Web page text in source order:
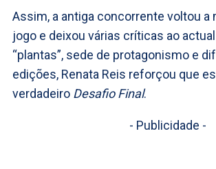
Assim, a antiga concorrente voltou a
jogo e deixou várias críticas ao
“plantas”, sede de protagonismo e
edições, Renata Reis reforçou que
verdadeiro Desafio Final.
- Publicidade -